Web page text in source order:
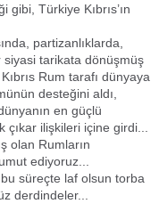
gibi, Türkiye Kıbrıs’ın
partizanlıklarda,
siyasi tarikata dönüşmüş
Rum tarafı dünyaya
desteğini aldı,
en güçlü
ilişkileri içine girdi...
olan Rumların
ediyoruz...
süreçte laf olsun torba
derdindeler...